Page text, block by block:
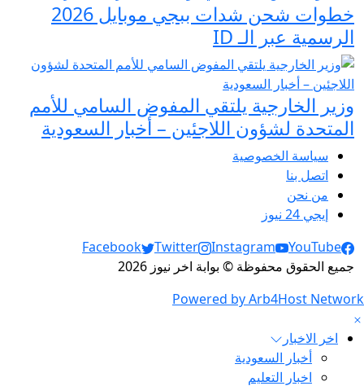
خطوات شحن شدات ببجي موبايل 2026
الرسمية عبر الـ ID
وزير الخارجية يلتقي المفوض السامي للأمم
المتحدة لشؤون اللاجئين – أخبار السعودية
سياسة الخصوصية
اتصل بنا
من نحن
إيجي 24 نيوز
Social Links
Facebook Twitter Instagram
YouTube
جميع الحقوق محفوظة © بوابة اخر نيوز 2026
Powered by Arb4Host Network
اخر الاخبار
أخبار السعودية
اخبار التعليم